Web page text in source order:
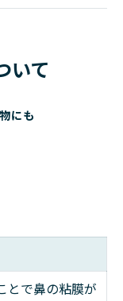
いて
にも
とで鼻の粘膜が